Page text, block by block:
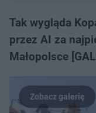
Tak wygląda
przez AI za
Małopolsce